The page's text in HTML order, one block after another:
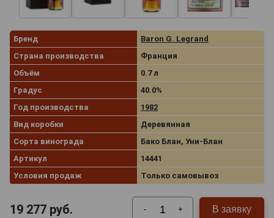
Бренд
Baron G. Legrand
Страна производства
Франция
Объём
0.7 л
Градус
40.0%
Год производства
1982
Вид коробки
Деревянная
Сорта винограда
Бако Блан, Уни-Блан
Артикул
14441
Условия продаж
Только самовывоз
19 277 руб. - + В заявку